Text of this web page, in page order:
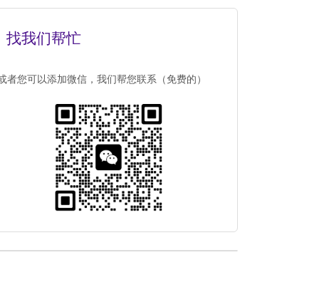
找我们帮忙
者您可以添加微信，我们帮您联系（免费的）